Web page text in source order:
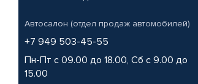
Автосалон (отдел продаж автомобилей)
+7 949 503-45-55
Пн-Пт с 09.00 до 18.00, Сб с 9.00 до
15.00